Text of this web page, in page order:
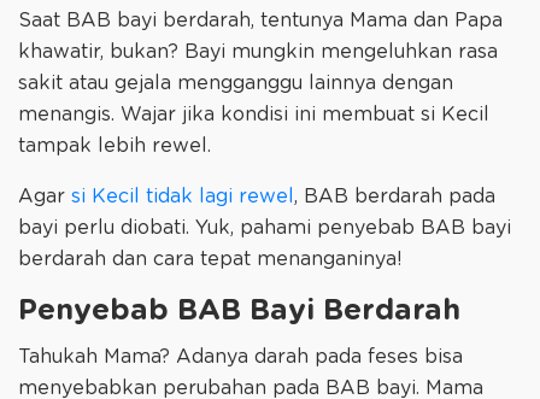
Saat BAB bayi berdarah, tentunya Mama dan Papa
khawatir, bukan? Bayi mungkin mengeluhkan rasa
sakit atau gejala mengganggu lainnya dengan
menangis. Wajar jika kondisi ini membuat si Kecil
tampak lebih rewel.
Agar si Kecil tidak lagi rewel, BAB berdarah pada
bayi perlu diobati. Yuk, pahami penyebab BAB bayi
berdarah dan cara tepat menanganinya!
Penyebab BAB Bayi Berdarah
Tahukah Mama? Adanya darah pada feses bisa
menyebabkan perubahan pada BAB bayi. Mama